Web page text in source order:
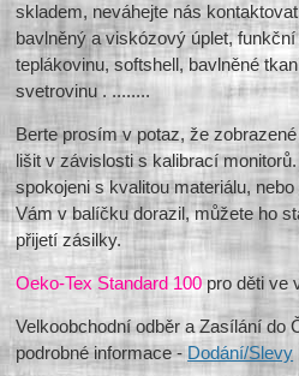
skladem, neváhejte nás
bavlněný a viskózový úplet,
teplákovinu, softshell, bavlněné
svetrovinu . ........
Berte prosím v potaz, že
lišit v závislosti s kalibrací
spokojeni s kvalitou materiálu,
Vám v balíčku dorazil, můžete ho
přijetí zásilky.
Oeko-Tex Standard 100pro děti ve
Velkoobchodní odběr a Zasílání do
podrobné informace - Dodání/Slevy